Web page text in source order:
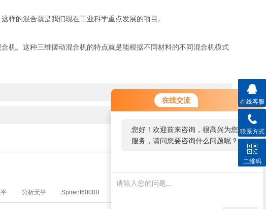
在线交流
您好！欢迎前来咨询，很高兴为您
服务，请问您要咨询什么问题呢？
的混合就是我们现在工业科学重点发展的项目。
。这种三维摆动混合机的特点就是能根据不同材料的不同混合机模式
分析天平 Spirent6000B
在线客服
联系方式
二维码